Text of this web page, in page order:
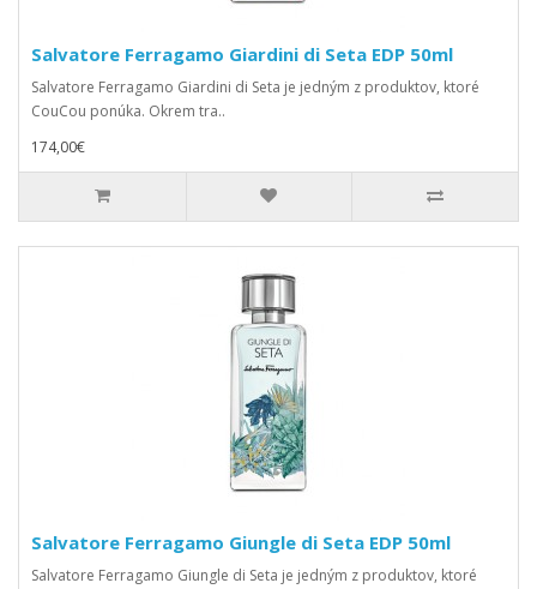
Salvatore Ferragamo Giardini di Seta EDP 50ml
Salvatore Ferragamo Giardini di Seta je jedným z produktov, ktoré
CouCou ponúka. Okrem tra..
174,00€
Salvatore Ferragamo Giungle di Seta EDP 50ml
Salvatore Ferragamo Giungle di Seta je jedným z produktov, ktoré